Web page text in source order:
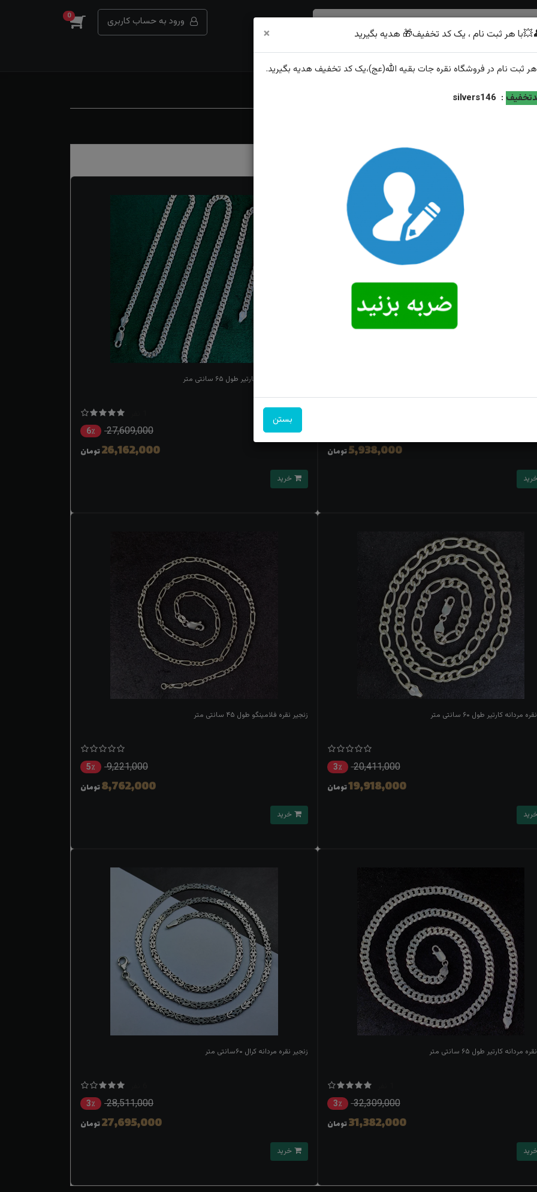
ورود به حساب کاربری 0
گران‌ترین
جدید نگین اتمی آبکاری رادیوم
5,938,000تومان
زنجیر نقره مردانه کارتیر طول ۶۵ سانتی متر
27,609,000 6٪
26,162,000تومان
خرید
مردانه کارتیر طول ۶۰ سانتی متر
20,411,000 3٪
19,918,000تومان
زنجیر نقره فلامینگو طول ۴۵ سانتی متر
9,221,000 5٪
8,762,000تومان
خرید
مردانه کارتیر طول ۶۵ سانتی متر
32,309,000 3٪
31,382,000تومان
زنجیر نقره مردانه کرال ۶۰سانتی متر
28,511,000 3٪
27,695,000تومان
خرید
هر ثبت نام ، یک کد تخفیف🎁 هدیه بگیرید ×
ثبت نام در فروشگاه نقره جات بقیه الله(عج)،یک کد تخفیف هدیه بگیرید.
:
silvers146
بستن